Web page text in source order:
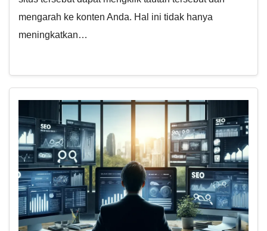
mengarah ke konten Anda. Hal ini tidak hanya
meningkatkan…